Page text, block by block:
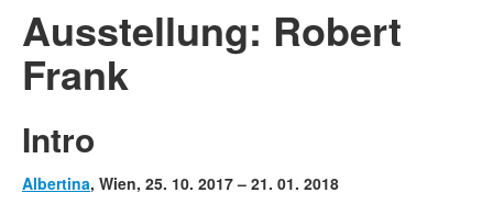
Über uns
Ausschreibungen
Datenschutz
Mediadaten
Zeitschrift
Ausstellungen
Edition
Bibliothek
Ausstellung: Robert
Frank
Intro
Albertina, Wien, 25. 10. 2017 – 21. 01. 2018